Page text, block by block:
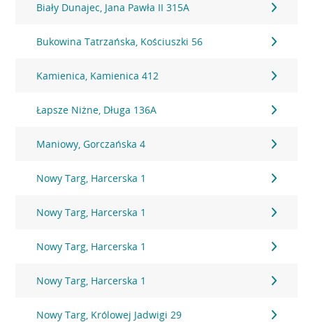
Biały Dunajec, Jana Pawła II 315A
Bukowina Tatrzańska, Kościuszki 56
Kamienica, Kamienica 412
Łapsze Niżne, Długa 136A
Maniowy, Gorczańska 4
Nowy Targ, Harcerska 1
Nowy Targ, Harcerska 1
Nowy Targ, Harcerska 1
Nowy Targ, Harcerska 1
Nowy Targ, Królowej Jadwigi 29